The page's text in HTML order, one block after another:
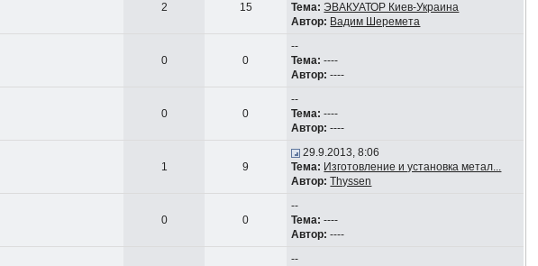
2 15
Тема: ЭВАКУАТОР Киев-Украина
Автор: Вадим Шеремета
0 0
--
Тема: ----
Автор: ----
0 0
--
Тема: ----
Автор: ----
1 9
29.9.2013, 8:06
Тема: Изготовление и установка метал...
Автор: Thyssen
0 0
--
Тема: ----
Автор: ----
--